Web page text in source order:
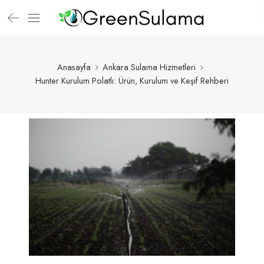
Anasayfa
Ankara Sulama Hizmetleri
Hunter Kurulum Polatlı: Ürün, Kurulum ve Keşif Rehberi